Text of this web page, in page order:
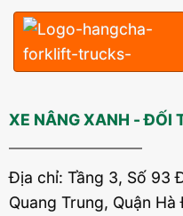
XE NÂNG XANH - ĐỐI
Địa chỉ: Tầng 3, Số 93
Quang Trung, Quận